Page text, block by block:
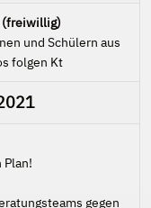
(freiwillig)
und Schülern aus
folgen Kt
gegen